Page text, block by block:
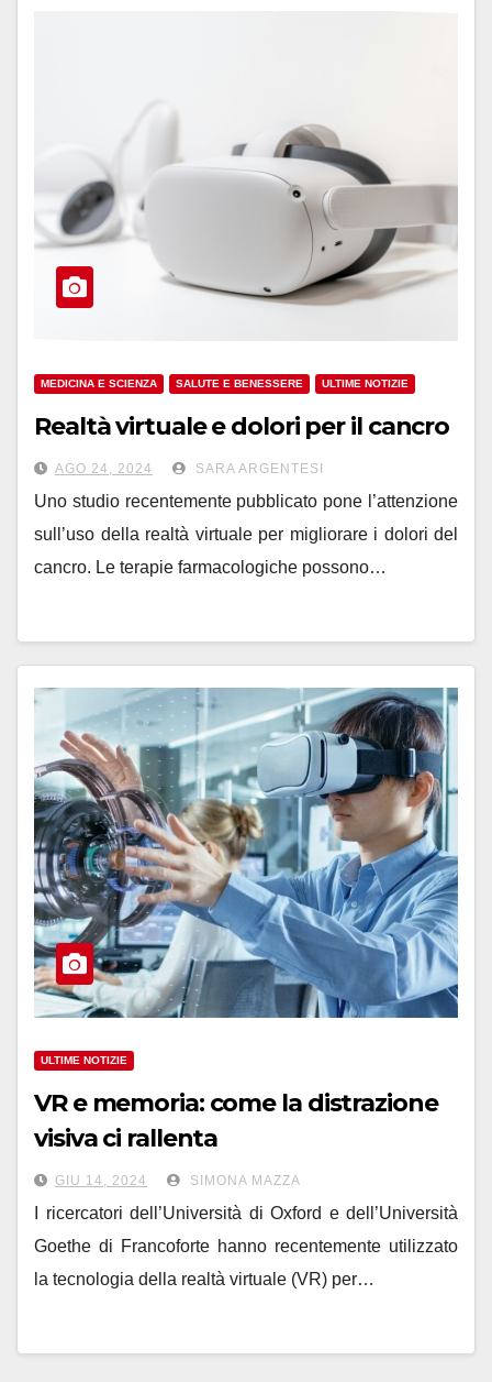
MEDICINA E SCIENZA SALUTE E BENESSERE ULTIME NOTIZIE
Realtà virtuale e dolori per il cancro
AGO 24, 2024 SARA ARGENTESI
Uno studio recentemente pubblicato pone l’attenzione
sull’uso della realtà virtuale per migliorare i dolori del
cancro. Le terapie farmacologiche possono…
ULTIME NOTIZIE
VR e memoria: come la distrazione
visiva ci rallenta
GIU 14, 2024 SIMONA MAZZA
I ricercatori dell’Università di Oxford e dell’Università
Goethe di Francoforte hanno recentemente utilizzato
la tecnologia della realtà virtuale (VR) per…